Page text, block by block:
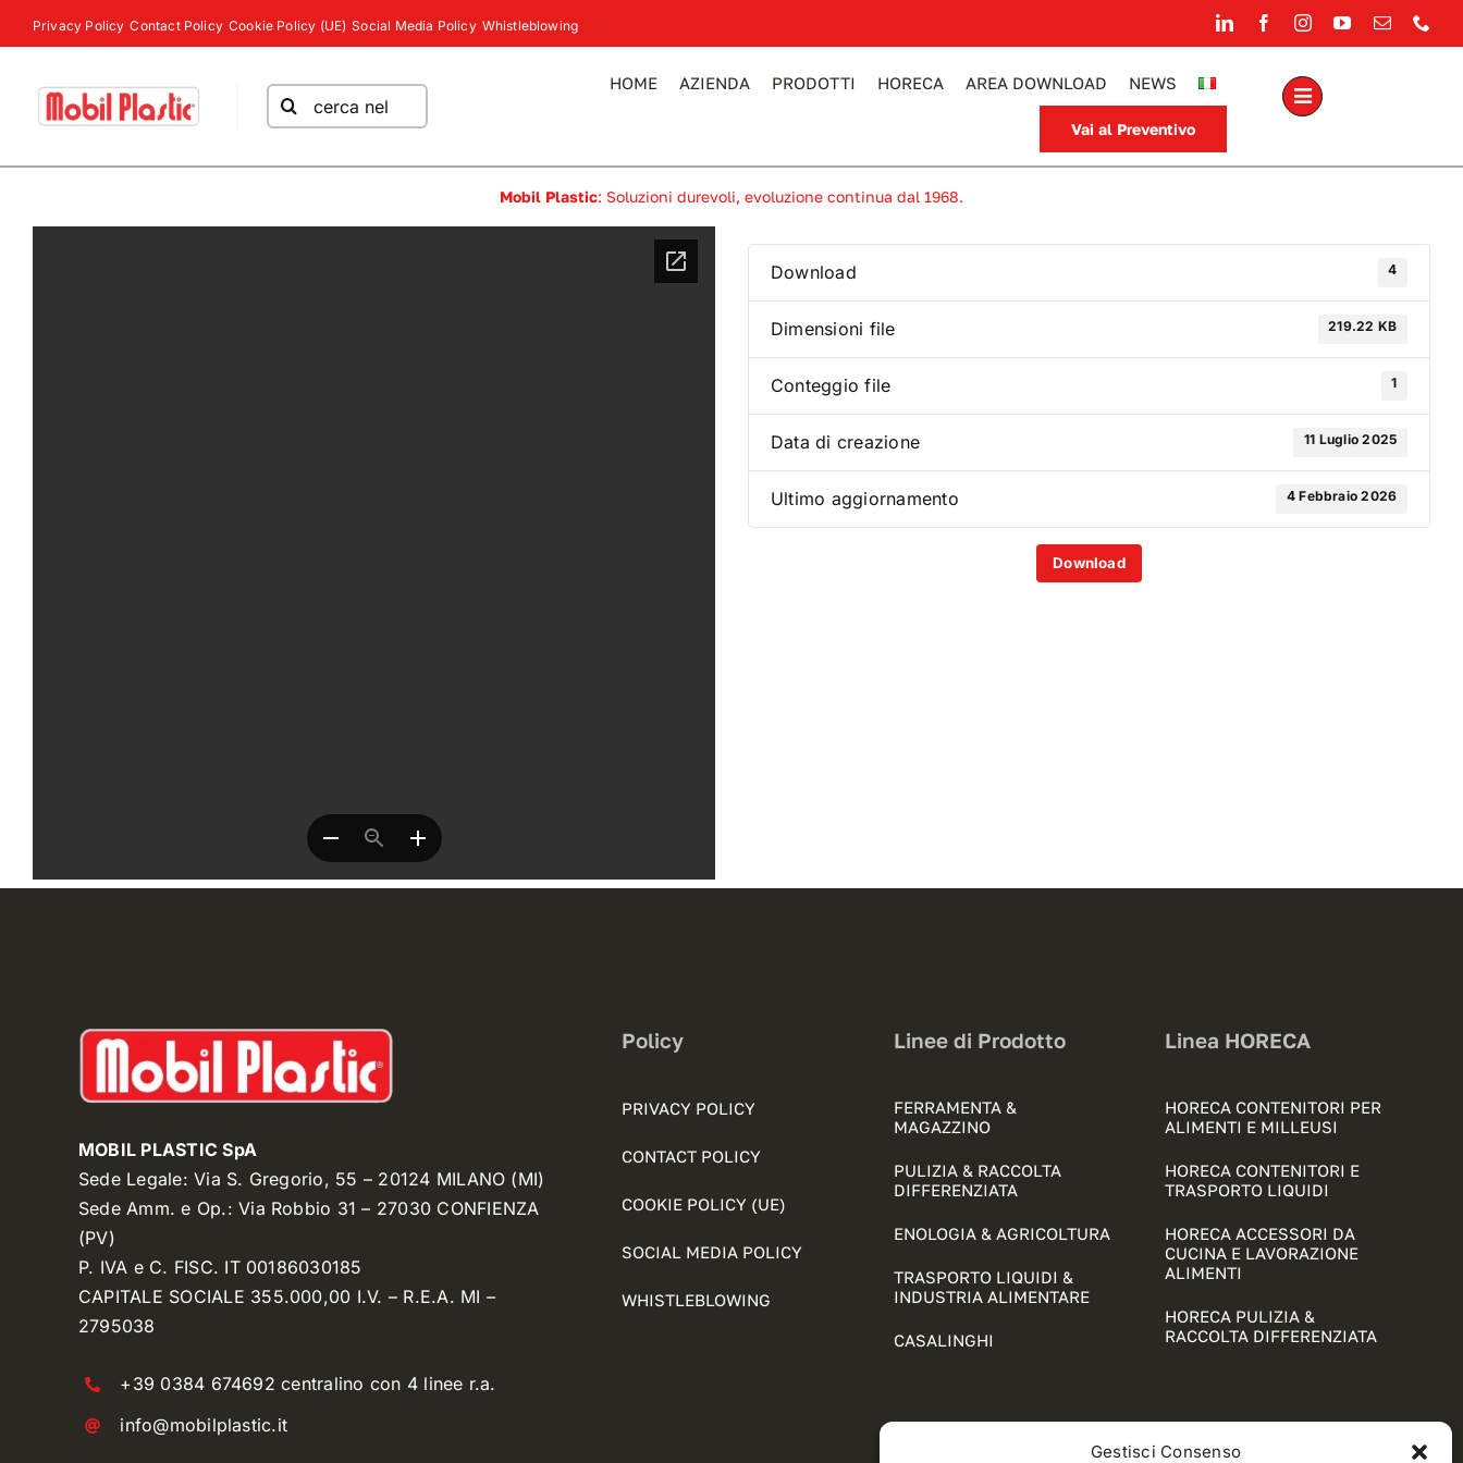
Gestisci Consenso
al
Privacy Policy Contact Policy Cookie Policy (UE) Social Media Policy Whistleblowing
Cerca
per:
HOME AZIENDA PRODOTTI HORECA AREA DOWNLOAD NEWS
Vai al Preventivo
Mobil Plastic: Soluzioni durevoli, evoluzione continua dal 1968.
Download 4
Dimensioni file 219.22 KB
Conteggio file 1
Data di creazione 11 Luglio 2025
Ultimo aggiornamento 4 Febbraio 2026
Download
MOBIL PLASTIC SpA
Sede Legale: Via S. Gregorio, 55 – 20124 MILANO (MI)
Sede Amm. e Op.: Via Robbio 31 – 27030 CONFIENZA
(PV)
P. IVA e C. FISC. IT 00186030185
CAPITALE SOCIALE 355.000,00 I.V. – R.E.A. MI –
2795038
+39 0384 674692 centralino con 4 linee r.a.
info@mobilplastic.it
Policy
PRIVACY POLICY
CONTACT POLICY
COOKIE POLICY (UE)
SOCIAL MEDIA POLICY
WHISTLEBLOWING
Linee di Prodotto
FERRAMENTA &
MAGAZZINO
PULIZIA & RACCOLTA
DIFFERENZIATA
ENOLOGIA & AGRICOLTURA
TRASPORTO LIQUIDI &
INDUSTRIA ALIMENTARE
CASALINGHI
Linea HORECA
HORECA CONTENITORI PER
ALIMENTI E MILLEUSI
HORECA CONTENITORI E
TRASPORTO LIQUIDI
HORECA ACCESSORI DA
CUCINA E LAVORAZIONE
ALIMENTI
HORECA PULIZIA &
RACCOLTA DIFFERENZIATA